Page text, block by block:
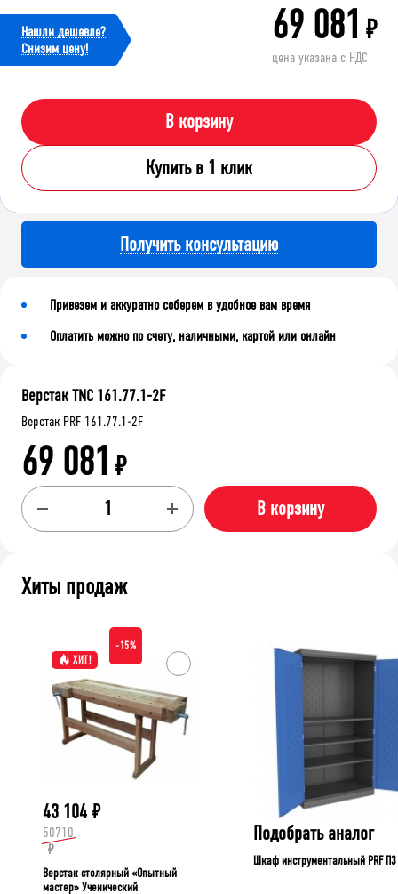
Нашли дешевле?
Cнизим цену!
69 081 ₽
цена указана с НДС
В корзину
Купить в 1 клик
Получить консультацию
Привезем и аккуратно соберем в удобное вам время
Оплатить можно по счету, наличными, картой или онлайн
Верстак TNC 161.77.1-2F
Верстак PRF 161.77.1-2F
69 081 ₽
В корзину
Хиты продаж
ХИТ!
-15%
43 104 ₽
50710
₽
Верстак столярный «Опытный
мастер» Ученический
Подобрать аналог
Шкаф инструментальный PRF П3